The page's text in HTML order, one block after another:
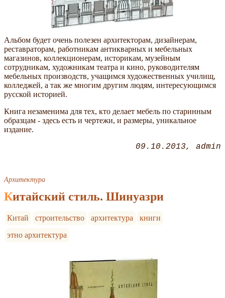
Альбом будет очень полезен архитекторам, дизайнерам,
реставраторам, работникам антикварных и мебельных
магазинов, коллекционерам, историкам, музейным
сотрудникам, художникам театра и кино, руководителям
мебельных производств, учащимся художественных училищ,
колледжей, а так же многим другим людям, интересующимся
русской историей.
Книга незаменима для тех, кто делает мебель по старинным
образцам - здесь есть и чертежи, и размеры, уникальное
издание.
09.10.2013 admin
Архитектура
Китайский стиль. Шинуазри
Китай строительство архитектура
книги
этно архитектура